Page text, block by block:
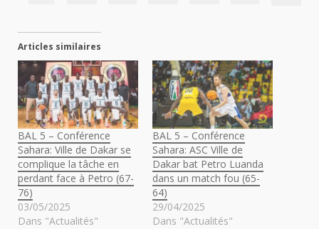
Articles similaires
BAL 5 – Conférence
Sahara: Ville de Dakar se
complique la tâche en
perdant face à Petro (67-
76)
03/05/2025
Dans "Actualités"
BAL 5 – Conférence
Sahara: ASC Ville de
Dakar bat Petro Luanda
dans un match fou (65-
64)
29/04/2025
Dans "Actualités"